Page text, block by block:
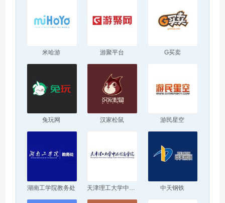
米哈游 游聚平台 G买卖
兔玩网 汉家松鼠 游民星空
湖南工学院教务处 天津理工大学中环信息学院 中天钢铁